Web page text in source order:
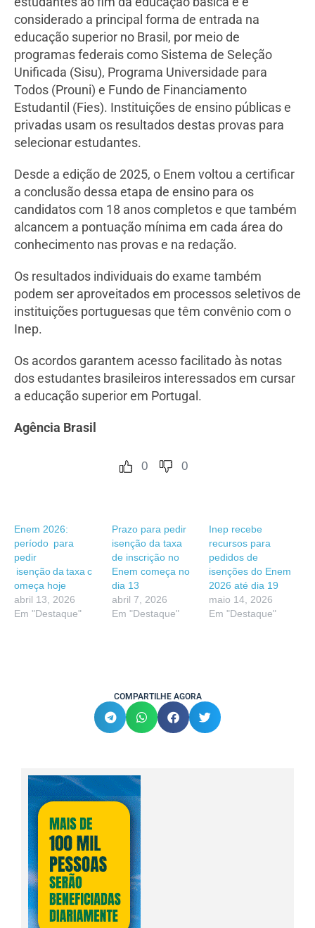
considerado a principal forma de entrada na
educação superior no Brasil, por meio de
programas federais como Sistema de Seleção
Unificada (Sisu), Programa Universidade para
Todos (Prouni) e Fundo de Financiamento
Estudantil (Fies). Instituições de ensino públicas e
privadas usam os resultados destas provas para
selecionar estudantes.
Desde a edição de 2025, o Enem voltou a certificar
a conclusão dessa etapa de ensino para os
candidatos com 18 anos completos e que também
alcancem a pontuação mínima em cada área do
conhecimento nas provas e na redação.
Os resultados individuais do exame também
podem ser aproveitados em processos seletivos de
instituições portuguesas que têm convênio com o
Inep.
Os acordos garantem acesso facilitado às notas
dos estudantes brasileiros interessados em cursar
a educação superior em Portugal.
Agência Brasil
0 0
Enem 2026:
período para
pedir
isenção da taxa c
omeça hoje
abril 13, 2026
Em "Destaque"
Prazo para pedir
isenção da taxa
de inscrição no
Enem começa no
dia 13
abril 7, 2026
Em "Destaque"
Inep recebe
recursos para
pedidos de
isenções do Enem
2026 até dia 19
maio 14, 2026
Em "Destaque"
COMPARTILHE AGORA